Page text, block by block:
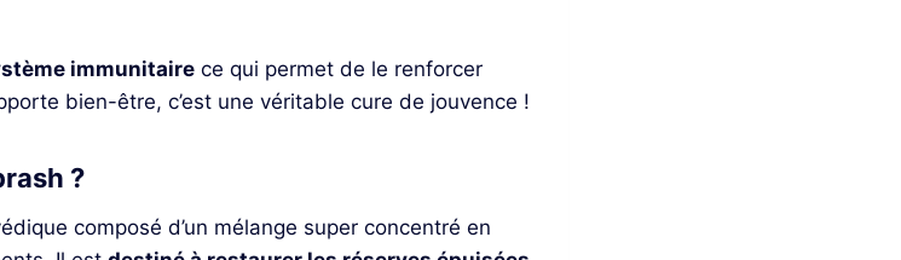
immunitaire ce qui permet de le renforcer
bien-être, c’est une véritable cure de jouvence !
?
composé d’un mélange super concentré en